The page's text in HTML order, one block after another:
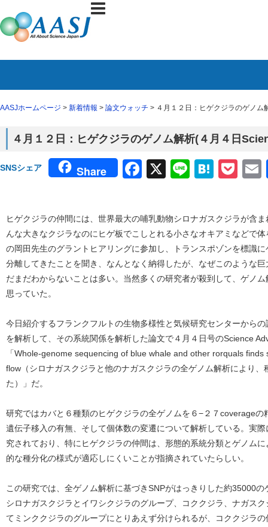
AASJホームページ > 新着情報 > 論文ウォッチ > ４月１２日：ヒゲクジラのゲノ
４月１２日：ヒゲクジラのゲノム解析(４月４日
SNSシェア Share Facebook
X Line
ヒゲクジラの仲間には、世界最大の哺乳動物シロナガスクジラが含
んな大きなクジラなのにヒゲ板でこしとれる小さなオキアミなどで
の岡田先生のグラントヒアリングに参加し、トランスポゾンを標識
分離してきたことを聞き、なんとなく納得したが、なぜこのような
だまだわからないことは多い。当然多くの研究者が殺到して、ゲノ
思っていた。
今日紹介するフランクフルトの生物多様性と気候研究センターから
を解析して、その系統関係を解析した論文で４月４日号のScience
「Whole-genome sequencing of blue whale and other rorquals
flow（シロナガスクジラと他のナガスクジラの全ゲノム解析により
た）」だ。
研究ではカバと６種類のヒゲクジラの全ゲノムを６−２７coverage
遺伝子移入の有無、そして個体数の変遷について解析している。実
究されており、特にヒゲクジラの仲間は、形態的系統分類とゲノム
的な種分化の様式が適応しにくいことが指摘されていたらしい。
この研究では、全ゲノム解析に基づきSNPがはっきりした約35000
シロナガスクジラとイワシクジラのグループ、コククジラ、ナガス
てミンククジラのグループにとりあえず分けられるが、コククジラ